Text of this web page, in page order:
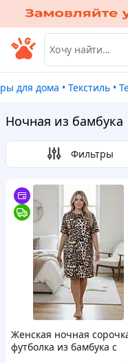
для дома • Текстиль •
Ночная из бамбука
Фильтры
Женская ночная
футболка из бамбука с
леопардовым принтом